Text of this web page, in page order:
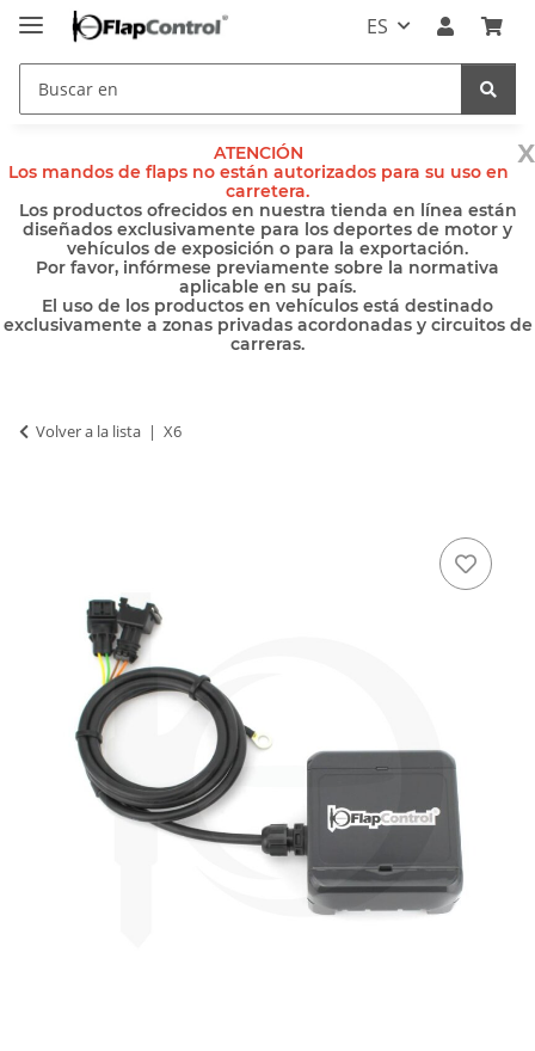
ES
x
ATENCIÓN
Los mandos de flaps no están autorizados para su uso en
carretera.
Los productos ofrecidos en nuestra tienda en línea están
diseñados exclusivamente para los deportes de motor y
vehículos de exposición o para la exportación.
Por favor, infórmese previamente sobre la normativa
aplicable en su país.
El uso de los productos en vehículos está destinado
exclusivamente a zonas privadas acordonadas y circuitos de
carreras.
Volver a la lista X6